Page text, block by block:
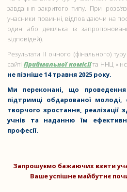
завдання закритого типу. При
учасники повинні, відповідаючи на
один або декілька із
відповідей).
Результати ІІ очного (фінального)
сайті Приймальної комісіїта ННЦ
не пізніше 14 травня 2025 року.
Ми переконані, що
підтримці обдарованої
творчого зростання, реалізації
учнів та наданню їм
професії.
Запрошуємо бажаючих взяти
Ваше успішне майбутнє